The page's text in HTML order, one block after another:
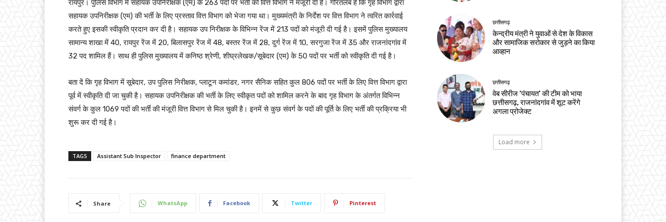
रायपुर। पुलिस विभाग में सहायक उपनिरीक्षक (एम) के 263 पदों पर भर्ती को वित्त विभाग ने मंजूरी दी है। गौरतलब है कि गृह विभाग द्वारा
सहायक उपनिरीक्षक (एम) की भर्ती के लिए प्रस्ताव वित्त विभाग को भेजा गया था। मुख्यमंत्री के निर्देश पर वित्त विभाग ने त्वरित कार्रवाई
करते हुए इसकी स्वीकृति प्रदान कर दी है। सहायक उप निरीक्षक के विभिन्न रेंज में 213 पदों को मंजूरी दी गई है। इसमें पुलिस मुख्यालय
सामान्य शाखा में 40, रायपुर रेंज में 20, बिलासपुर रेंज में 48, बस्तर रेंज में 28, दुर्ग रेंज में 10, सरगुजा रेंज में 35 और राजनांदगांव में
32 पद शामिल हैं। साथ ही पुलिस मुख्यालय में कनिष्ठ श्रेणी, शीघ्रलेखक/सूबेदार (एम) के 50 पदों पर भर्ती को स्वीकृति दी गई है।
बता दें कि गृह विभाग में सूबेदार, उप पुलिस निरीक्षक, प्लाटून कमांडर, नगर सैनिक सहित कुल 806 पदों पर भर्ती के लिए वित्त विभाग द्वारा
पूर्व में स्वीकृति दी जा चुकी है। सहायक उपनिरीक्षक की भर्ती के लिए स्वीकृत पदों को शामिल करने के बाद गृह विभाग के अंतर्गत विभिन्न
संवर्ग के कुल 1069 पदों की भर्ती की मंजूरी वित्त विभाग से मिल चुकी है। इनमें से कुछ संवर्ग के पदों की पूर्ति के लिए भर्ती की प्रक्रिया भी
शुरू कर दी गई है।
TAGS Assistant Sub Inspector finance department
Share WhatsApp Facebook Twitter Pinterest
छत्तीसगढ़
केन्द्रीय मंत्री ने युवाओं से देश के विकास
और सामाजिक सरोकार से जुड़ने का किया
आव्हान
छत्तीसगढ़
वेब सीरीज ‘पंचायत’ की टीम को भाया
छत्तीसगढ़, राजनांदगांव में शूट करेंगे
अगला प्रोजेक्ट
Load more